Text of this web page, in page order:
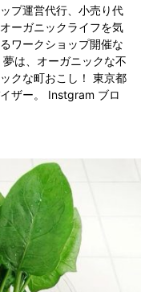
プ運営代行、小売り代
ーガニックライフを気
ワークショップ開催な
は、オーガニックな不
クな町おこし！ 東京都
ザー。 Instgram ブロ